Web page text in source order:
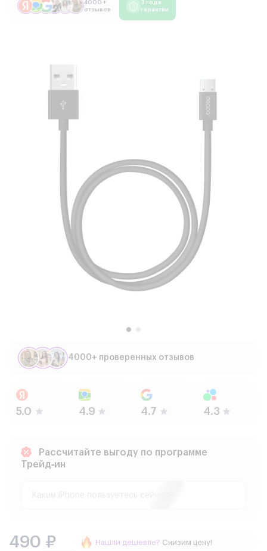
4000 +
отзывов
3 года
гарантии
4000+ проверенных отзывов
Рассчитайте выгоду по программе
Трейд‑ин
490 ₽ Нашли дешевле? Снизим цену!